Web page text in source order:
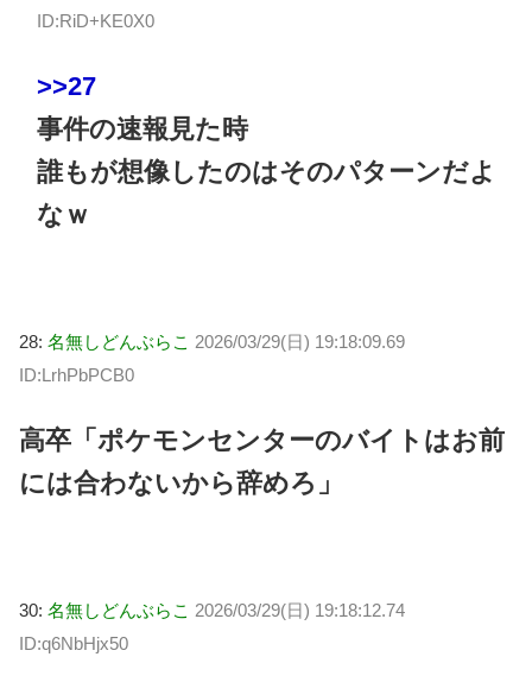
ID:RiD+KE0X0
>>27
事件の速報見た時
誰もが想像したのはそのパターンだよ
なｗ
28: 名無しどんぶらこ 2026/03/29(日) 19:18:09.69
ID:LrhPbPCB0
高卒「ポケモンセンターのバイトはお前
には合わないから辞めろ」
30: 名無しどんぶらこ 2026/03/29(日) 19:18:12.74
ID:q6NbHjx50